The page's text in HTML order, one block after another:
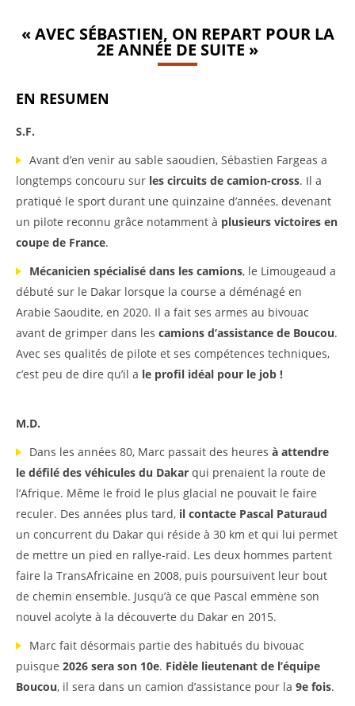
« AVEC SÉBASTIEN, ON REPART POUR LA
2E ANNÉE DE SUITE »
EN RESUMEN
S.F.
Avant d’en venir au sable saoudien, Sébastien Fargeas a
longtemps concouru sur les circuits de camion-cross. Il a
pratiqué le sport durant une quinzaine d’années, devenant
un pilote reconnu grâce notamment à plusieurs victoires en
coupe de France.
Mécanicien spécialisé dans les camions, le Limougeaud a
débuté sur le Dakar lorsque la course a déménagé en
Arabie Saoudite, en 2020. Il a fait ses armes au bivouac
avant de grimper dans les camions d’assistance de Boucou.
Avec ses qualités de pilote et ses compétences techniques,
c’est peu de dire qu’il a le profil idéal pour le job !
M.D.
Dans les années 80, Marc passait des heures à attendre
le défilé des véhicules du Dakar qui prenaient la route de
l’Afrique. Même le froid le plus glacial ne pouvait le faire
reculer. Des années plus tard, il contacte Pascal Paturaud
un concurrent du Dakar qui réside à 30 km et qui lui permet
de mettre un pied en rallye-raid. Les deux hommes partent
faire la TransAfricaine en 2008, puis poursuivent leur bout
de chemin ensemble. Jusqu’à ce que Pascal emmène son
nouvel acolyte à la découverte du Dakar en 2015.
Marc fait désormais partie des habitués du bivouac
puisque 2026 sera son 10e. Fidèle lieutenant de l’équipe
Boucou, il sera dans un camion d’assistance pour la 9e fois.